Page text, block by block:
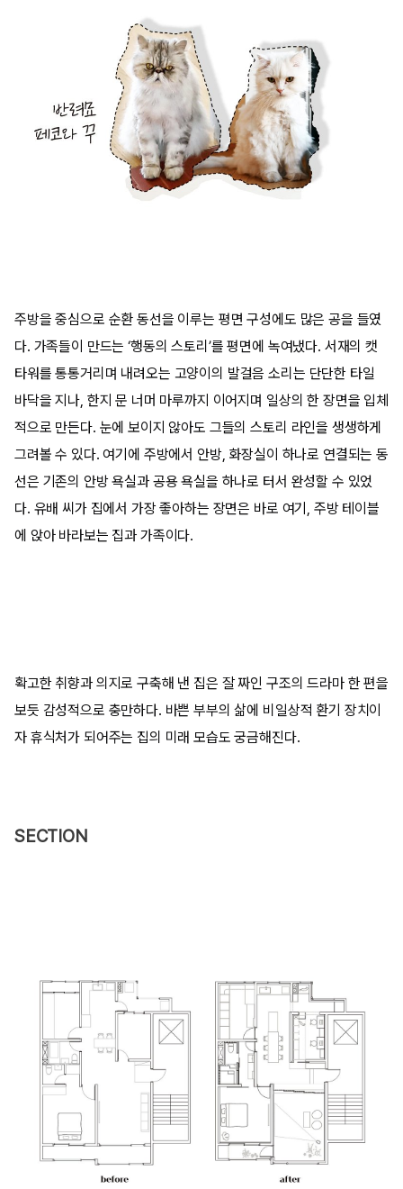
주방을 중심으로 순환 동선을 이루는 평면 구성에도 많은 공을 들였
다. 가족들이 만드는 ‘행동의 스토리 ’를 평면에 녹여냈다. 서재의 캣
타워를 통통거리며 내려오는 고양이의 발걸음 소리는 단단한 타일
바닥을 지나 한지 문 너머 마루까지 이어지며 일상의 한 장면을 입체
적으로 만든다. 눈에 보이지 않아도 그들의 스토리 라인을 생생하게
그려볼 수 있다. 여기에 주방에서 안방, 화장실이 하나로 연결되는 동
선은 기존의 안방 욕실과 공용 욕실을 하나로 터서 완성할 수 있었
다. 유배 씨가 집에서 가장 좋아하는 장면은 바로 여기 주방 테이블
에 앉아 바라보는 집과 가족이다.
확고한 취향과 의지로 구축해 낸 집은 잘 짜인 구조의 드라마 한 편을
보듯 감성적으로 충만하다. 바쁜 부부의 삶에 비일상적 환기 장치이
자 휴식처가 되어주는 집의 미래 모습도 궁금해진다.
SECTION